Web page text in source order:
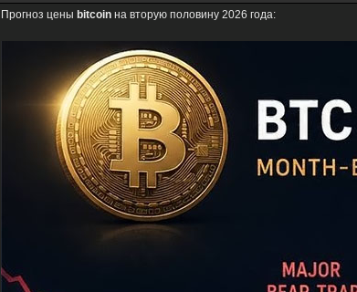
Прогноз цены bitcoin на вторую половину 2026 года: